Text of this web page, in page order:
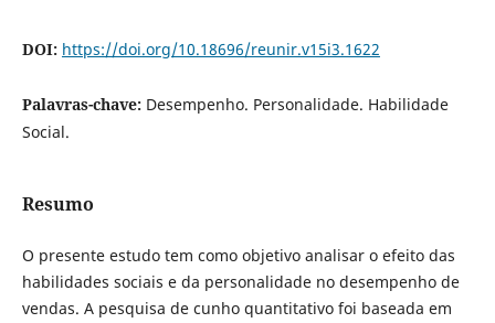
DOI: https://doi.org/10.18696/reunir.v15i3.1622
Palavras-chave: Desempenho. Personalidade. Habilidade
Social.
Resumo
O presente estudo tem como objetivo analisar o efeito das
habilidades sociais e da personalidade no desempenho de
vendas. A pesquisa de cunho quantitativo foi baseada em